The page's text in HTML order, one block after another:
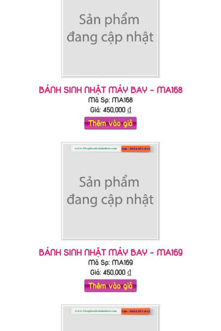
BÁNH SINH NHẬT MÁY BAY - MA168
Mã Sp: MA168
Giá: 450,000₫
Thêm vào giỏ
BÁNH SINH NHẬT MÁY BAY - MA169
Mã Sp: MA169
Giá: 450,000₫
Thêm vào giỏ